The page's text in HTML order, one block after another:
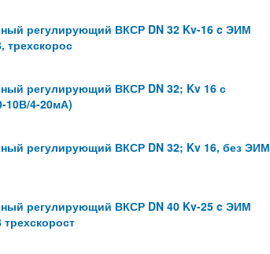
регулирующий ВКСР DN 32 Kv-16 c ЭИМ
трехскорос
регулирующий ВКСР DN 32; Kv 16 с
10В/4-20мА)
регулирующий ВКСР DN 32; Kv 16, без ЭИМ
регулирующий ВКСР DN 40 Kv-25 c ЭИМ